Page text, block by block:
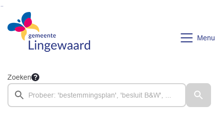
Ga naar de inhoud van deze pagina
Ga naar het zoeken
Ga naar het menu
Menu
Zoeken